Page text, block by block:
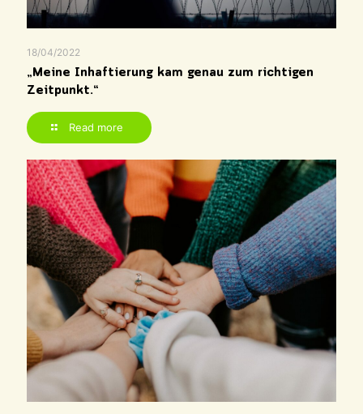
18/04/2022
„Meine Inhaftierung kam genau zum richtigen
Zeitpunkt.“
Read more